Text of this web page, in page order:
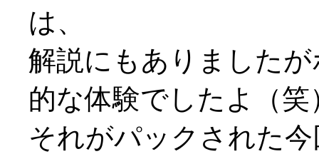
は、
解説にもありました
的な体験でしたよ（笑
それがパックされた